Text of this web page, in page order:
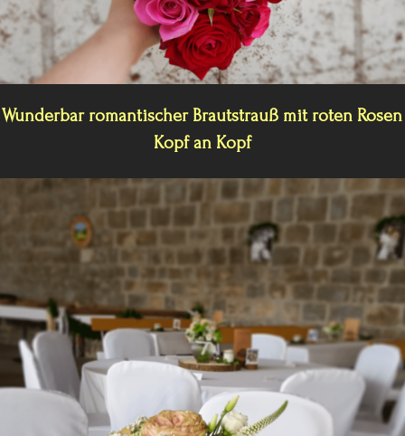
Wunderbar romantischer Brautstrauß mit roten Rosen
Kopf an Kopf